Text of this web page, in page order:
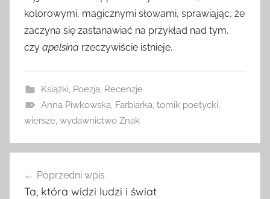
kolorowymi, magicznymi słowami, sprawiając, że
zaczyna się zastanawiać na przykład nad tym,
czy apelsina rzeczywiście istnieje.
Książki Poezja Recenzje
Anna Piwkowska Farbiarka tomik poetycki
wiersze wydawnictwo Znak
wpisu
Poprzedni wpis
Ta, która widzi ludzi i świat